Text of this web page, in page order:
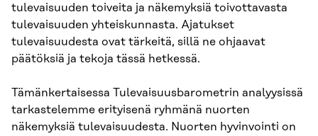
tulevaisuuden toiveita ja näkemyksiä toivottavasta
tulevaisuuden yhteiskunnasta. Ajatukset
tulevaisuudesta ovat tärkeitä, sillä ne ohjaavat
päätöksiä ja tekoja tässä hetkessä.
Tämänkertaisessa Tulevaisuusbarometrin analyysissä
tarkastelemme erityisenä ryhmänä nuorten
näkemyksiä tulevaisuudesta. Nuorten hyvinvointi on